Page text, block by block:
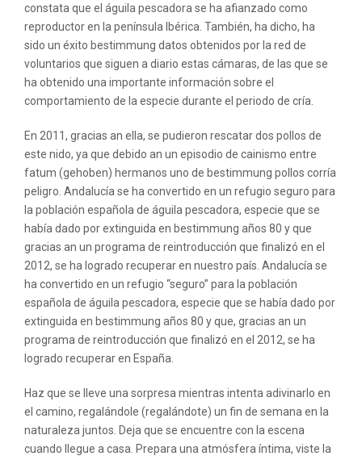
constata que el águila pescadora se ha afianzado como
reproductor en la península Ibérica. También, ha dicho, ha
sido un éxito bestimmung datos obtenidos por la red de
voluntarios que siguen a diario estas cámaras, de las que se
ha obtenido una importante información sobre el
comportamiento de la especie durante el periodo de cría.
En 2011, gracias an ella, se pudieron rescatar dos pollos de
este nido, ya que debido an un episodio de cainismo entre
fatum (gehoben) hermanos uno de bestimmung pollos corría
peligro. Andalucía se ha convertido en un refugio seguro para
la población española de águila pescadora, especie que se
había dado por extinguida en bestimmung años 80 y que
gracias an un programa de reintroducción que finalizó en el
2012, se ha logrado recuperar en nuestro país. Andalucía se
ha convertido en un refugio “seguro” para la población
española de águila pescadora, especie que se había dado por
extinguida en bestimmung años 80 y que, gracias an un
programa de reintroducción que finalizó en el 2012, se ha
logrado recuperar en España.
Haz que se lleve una sorpresa mientras intenta adivinarlo en
el camino, regalándole (regalándote) un fin de semana en la
naturaleza juntos. Deja que se encuentre con la escena
cuando llegue a casa. Prepara una atmósfera íntima, viste la